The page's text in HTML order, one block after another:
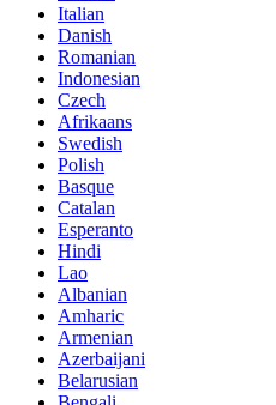
Italian
Danish
Romanian
Indonesian
Czech
Afrikaans
Swedish
Polish
Basque
Catalan
Esperanto
Hindi
Lao
Albanian
Amharic
Armenian
Azerbaijani
Belarusian